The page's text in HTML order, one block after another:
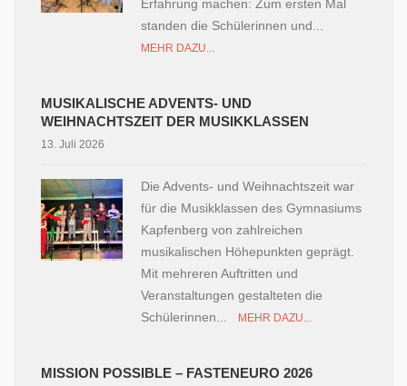
Erfahrung machen: Zum ersten Mal
standen die Schülerinnen und...
MEHR DAZU...
MUSIKALISCHE ADVENTS- UND
WEIHNACHTSZEIT DER MUSIKKLASSEN
13. Juli 2026
Die Advents- und Weihnachtszeit war
für die Musikklassen des Gymnasiums
Kapfenberg von zahlreichen
musikalischen Höhepunkten geprägt.
Mit mehreren Auftritten und
Veranstaltungen gestalteten die
Schülerinnen...
MEHR DAZU...
MISSION POSSIBLE – FASTENEURO 2026